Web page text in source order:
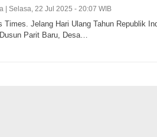
| Selasa, 22 Jul 2025 - 20:07 WIB
Times. Jelang Hari Ulang Tahun Republik
Dusun Parit Baru, Desa…